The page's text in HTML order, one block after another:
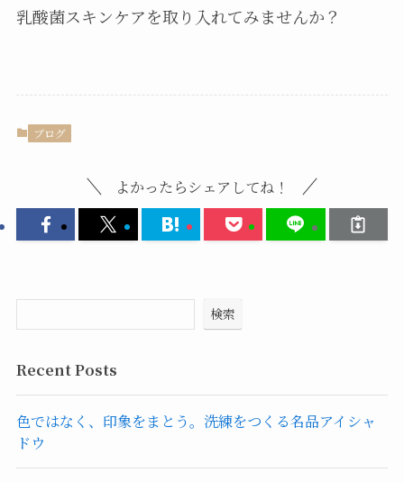
乳酸菌スキンケアを取り入れてみませんか？
ブログ
よかったらシェアしてね！
検索
Recent Posts
色ではなく、印象をまとう。洗練をつくる名品アイシャ
ドウ